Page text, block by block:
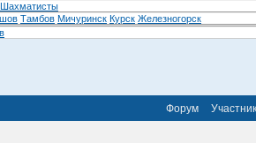
Шахматисты
Тамбов Мичуринск Курск Железногорск
Форум